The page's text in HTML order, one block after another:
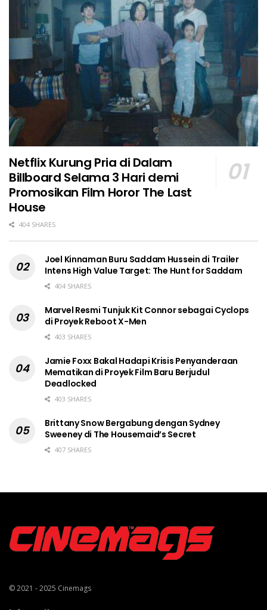
Netflix Kurung Pria di Dalam
Billboard Selama 3 Hari demi
Promosikan Film Horor The Last
House
404 SHARES
Joel Kinnaman Buru Saddam Hussein di Trailer
Intens High Value Target: The Hunt for Saddam
404 SHARES
Marvel Resmi Tunjuk Kit Connor sebagai Cyclops
di Proyek Reboot X-Men
403 SHARES
Jamie Foxx Bakal Hadapi Krisis Penyanderaan
Mematikan di Proyek Film Baru Berjudul
Deadlocked
403 SHARES
Brittany Snow Bergabung dengan Sydney
Sweeney di The Housemaid’s Secret
407 SHARES
© 2021 - 2025 Cinemags